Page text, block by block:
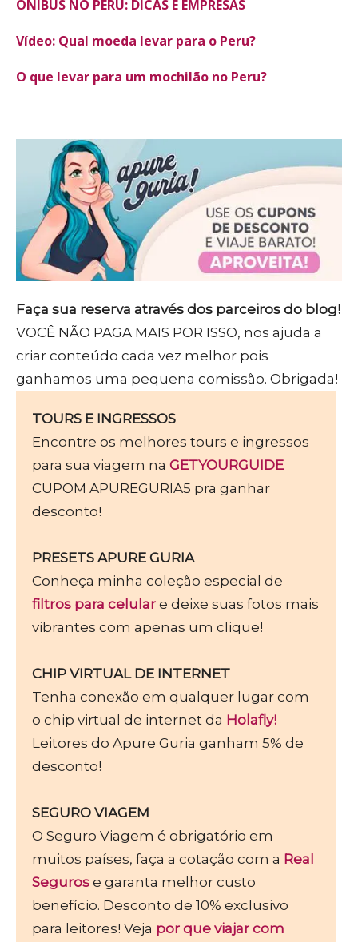
ÔNIBUS NO PERU: DICAS E EMPRESAS
Vídeo: Qual moeda levar para o Peru?
O que levar para um mochilão no Peru?
Faça sua reserva através dos parceiros do blog!
VOCÊ NÃO PAGA MAIS POR ISSO, nos ajuda a
criar conteúdo cada vez melhor pois
ganhamos uma pequena comissão. Obrigada!
TOURS E INGRESSOS
Encontre os melhores tours e ingressos
para sua viagem naGETYOURGUIDE
CUPOM APUREGURIA5 pra ganhar
desconto!
PRESETS APURE GURIA
Conheça minha coleção especial de
filtros para celular e deixe suas fotos mais
vibrantes com apenas um clique!
CHIP VIRTUAL DE INTERNET
Tenha conexão em qualquer lugar com
o chip virtual de internet da Holafly!
Leitores do Apure Guria ganham 5% de
desconto!
SEGURO VIAGEM
O Seguro Viagem é obrigatório em
muitos países, faça a cotação com a Real
Seguros e garanta melhor custo
benefício. Desconto de 10% exclusivo
para leitores! Veja por que viajar com